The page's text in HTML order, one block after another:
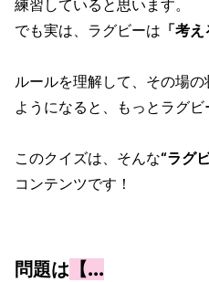
練習していると思います。
でも実は、ラグビーは 「考え
ルールを理解して、その場
ようになると、もっとラグ
このクイズは、そんな“ラグ
コンテンツです！
問題は 【...